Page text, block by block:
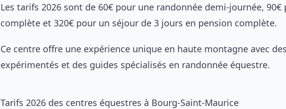
Les tarifs 2026 sont de 60€ pour une randonnée demi-journée,
complète et 320€ pour un séjour de 3 jours en pension complète.
Ce centre offre une expérience unique en haute montagne avec
expérimentés et des guides spécialisés en randonnée équestre.
Tarifs 2026 des centres équestres à Bourg-Saint-Maurice